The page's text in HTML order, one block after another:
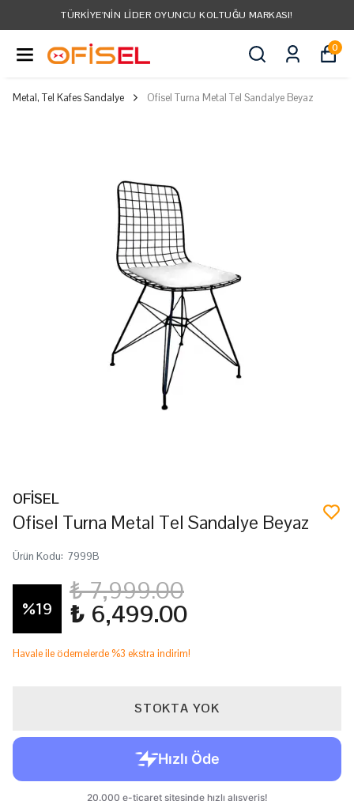
TÜRKIYE'NIN LIDER OYUNCU KOLTUĞU MARKASI!
0
Metal, Tel Kafes Sandalye Ofisel Turna Metal Tel Sandalye Beyaz
OFİSEL
Ofisel Turna Metal Tel Sandalye Beyaz
Ürün Kodu: 7999B
%19
₺ 7,999.00
₺ 6,499.00
Havale ile ödemelerde %3 ekstra indirim!
STOKTA YOK